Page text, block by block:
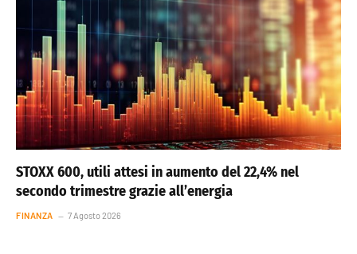
STOXX 600, utili attesi in aumento del 22,4% nel
secondo trimestre grazie all’energia
FINANZA 7 Agosto 2026